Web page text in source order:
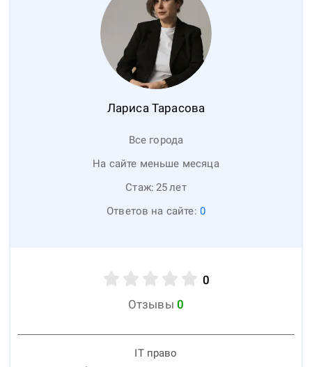
Лариса Тарасова
Все города
На сайте меньше месяца
Стаж: 25лет
Ответов на сайте: 0
0
Отзывы 0
IT право